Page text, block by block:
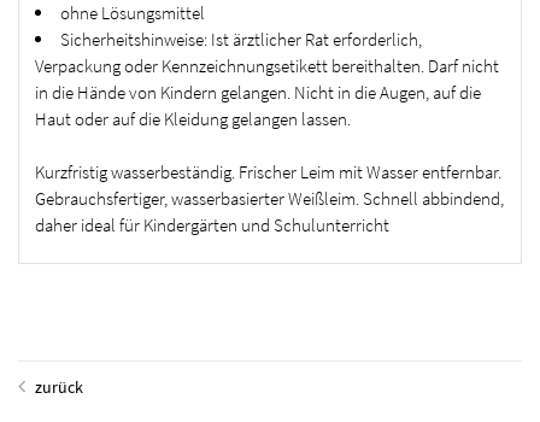
ohne Lösungsmittel
Sicherheitshinweise: Ist ärztlicher Rat erforderlich,
Verpackung oder Kennzeichnungsetikett bereithalten. Darf nicht
in die Hände von Kindern gelangen. Nicht in die Augen, auf die
Haut oder auf die Kleidung gelangen lassen.
Kurzfristig wasserbeständig. Frischer Leim mit Wasser entfernbar.
Gebrauchsfertiger, wasserbasierter Weißleim. Schnell abbindend,
daher ideal für Kindergärten und Schulunterricht
zurück